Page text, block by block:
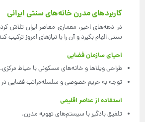
کاربردهای مدرن خانه‌های سنتی ایرانی
در دهه‌های اخیر، معماری معاصر ایران تلاش
سنتی الهام بگیرد و آن را با نیازهای امروز ترکیب
احیای سازمان فضایی
طراحی ویلاها و خانه‌های مسکونی با حیاط مرکزی.
توجه به حریم خصوصی و سلسله‌مراتب فضایی در
استفاده از عناصر اقلیمی
تلفیق بادگیر با سیستم‌های تهویه مدرن.